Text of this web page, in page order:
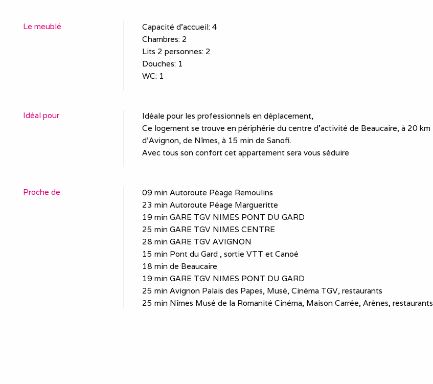
Le meublé Capacité d'accueil: 4
Chambres: 2
Lits 2 personnes: 2
Douches: 1
WC: 1
Idéal pour
Idéale pour les professionnels en déplacement,
Ce logement se trouve en périphérie du centre d'activité de Beaucaire, à 20 km
d'Avignon, de Nîmes, à 15 min de Sanofi.
Avec tous son confort cet appartement sera vous séduire
Proche de
09 min Autoroute Péage Remoulins
23 min Autoroute Péage Margueritte
19 min GARE TGV NIMES PONT DU GARD
25 min GARE TGV NIMES CENTRE
28 min GARE TGV AVIGNON
15 min Pont du Gard , sortie VTT et Canoé
18 min de Beaucaire
19 min GARE TGV NIMES PONT DU GARD
25 min Avignon Palais des Papes, Musé, Cinéma TGV, restaurants
25 min Nîmes Musé de la Romanité Cinéma, Maison Carrée, Arènes, restaurants